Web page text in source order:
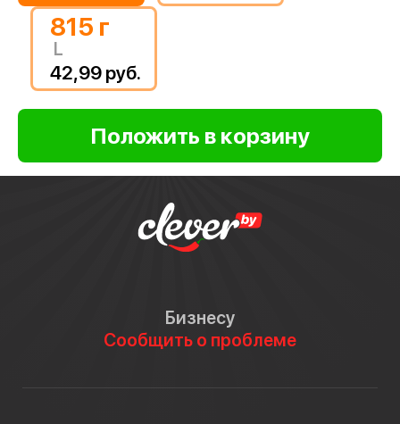
815 г
L
42,99 руб.
Бизнесу
Сообщить о проблеме